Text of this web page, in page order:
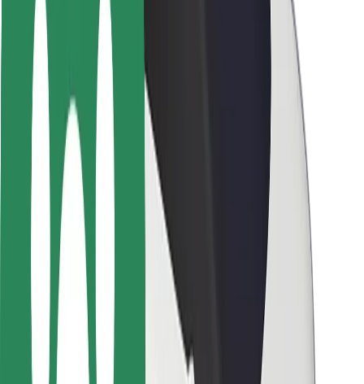
Segurança dos passageiros
Segurança dos motoristas
Segurança das trotinetes
Safety Lab
Cidades
Localizações
Soluções para as cidades
Aeroportos
Estações de carregamento da Bolt
Ajuda
Para motoristas
Para estafetas